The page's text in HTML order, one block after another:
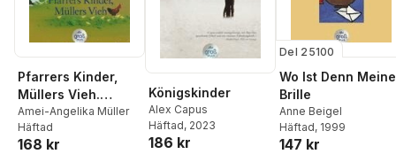
Pfarrers Kinder,
Müllers Vieh.
Großdruck
Amei-Angelika Müller
Häftad
168 kr
Königskinder
Alex Capus
Häftad, 2023
186 kr
Del 25100
Wo Ist Denn Meine
Brille
Anne Beigel
Häftad, 1999
147 kr